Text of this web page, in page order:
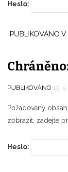
Heslo:
PUBLIKOVÁNO V
PUBLIKOVÁNO 19.
Požadovaný
zobrazit, zadejte
Heslo: